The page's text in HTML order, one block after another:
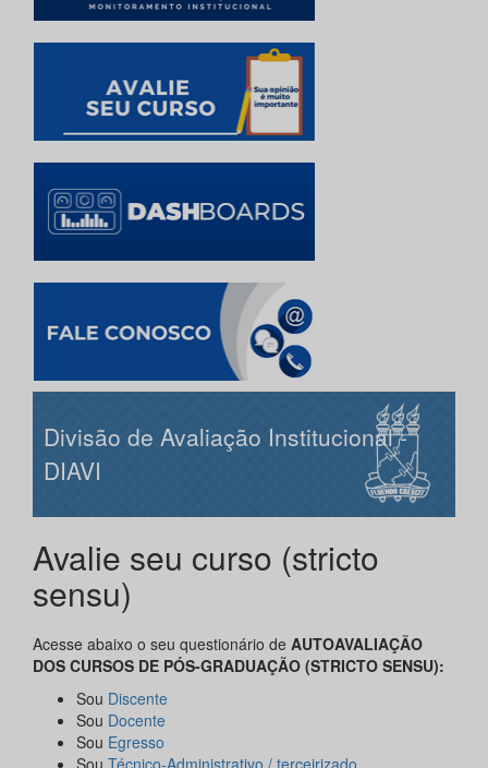
Divisão de Avaliação Institucional -
DIAVI
Avalie seu curso (stricto
sensu)
Acesse abaixo o seu questionário de AUTOAVALIAÇÃO
DOS CURSOS DE PÓS-GRADUAÇÃO (STRICTO SENSU):
Sou Discente
Sou Docente
Sou Egresso